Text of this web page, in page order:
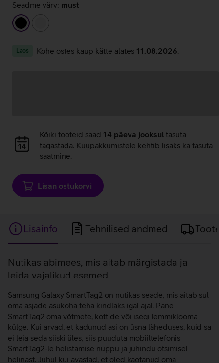
Seadme värv: must
must
Laos Kohe ostes kaup kätte alates 11.08.2026
laadimine
Andmete
laadimine
Kõiki tooteid saad 14 päeva jooksul tasuta
tagastada. Kuupakkumistele kehtib lisaks ka tasuta
saatmine.
Lisan ostukorvi
Lisainfo Tehnilised andmed
Lisainfo
Nutikas abimees, mis aitab märgistada ja
leida vajalikud esemed.
Samsung Galaxy SmartTag2 on nutikas seade, mis aitab sul
oma asjade asukoha teha kindlaks igal ajal. Pane
SmartTag2 oma võtmete, kottide või isegi lemmiklooma
külge. Kui arvad, et kadunud asi on üsna läheduses, kuid sa
ei leia seda siiski üles, siis puuduta mobiiltelefonis
SmartTag2-le helistamise nuppu ja juhindu otsimisel
helinast. Juhul kui avastad, et oled kaotanud oma